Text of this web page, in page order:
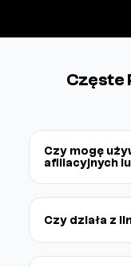
Częste
Czy mogę
afiliacyjnych
Czy działa z